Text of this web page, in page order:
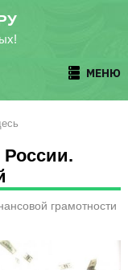
МЕНЮ
грамотности